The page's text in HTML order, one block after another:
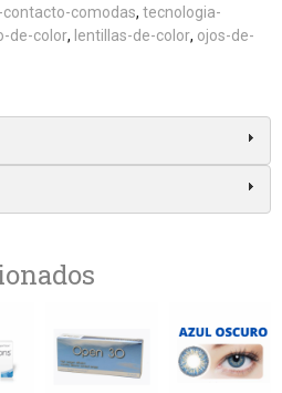
contacto-comodas tecnologia-
de-color lentillas-de-color ojos-de-